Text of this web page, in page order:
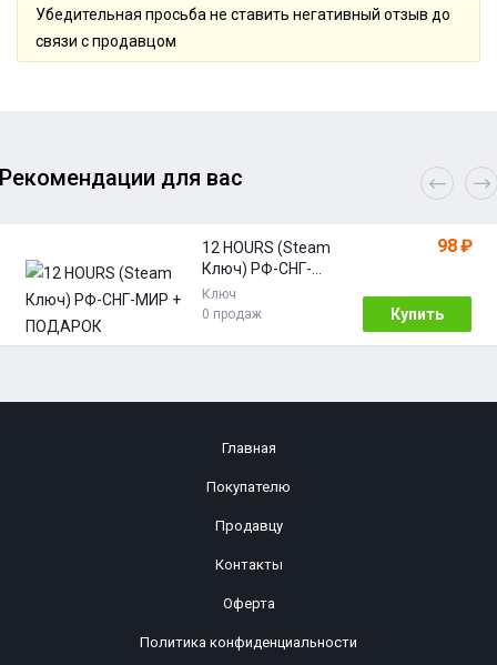
Убедительная просьба не ставить негативный отзыв до
связи с продавцом
Рекомендации для вас
12 HOURS (Steam
Ключ) РФ-СНГ-
МИР + ПОДАРОК
Ключ
0 продаж
98 ₽
Купить
Главная
Покупателю
Продавцу
Контакты
Оферта
Политика конфиденциальности